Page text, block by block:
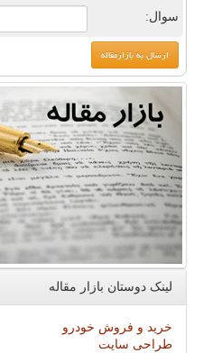
سوال:
لینک دوستان بازار مقاله
خرید و فروش خودرو
طراحی سایت